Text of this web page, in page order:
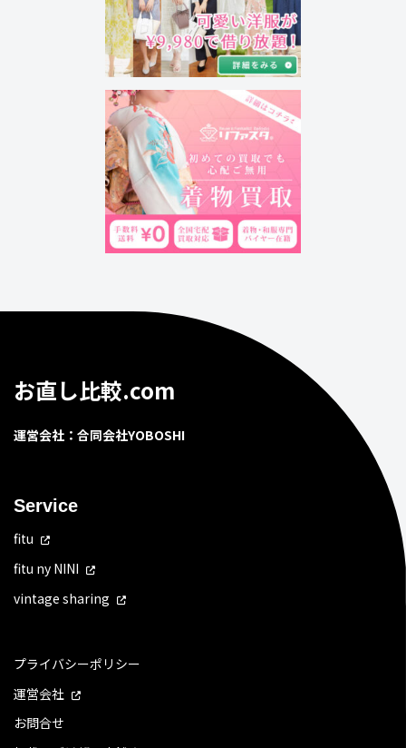
お直し比較.com
運営会社：合同会社YOBOSHI
Service
fitu
fitu ny NINI
vintage sharing
プライバシーポリシー
運営会社
お問合せ